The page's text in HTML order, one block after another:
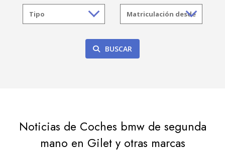
BUSCAR
Noticias de Coches bmw de segunda
mano en Gilet y otras marcas